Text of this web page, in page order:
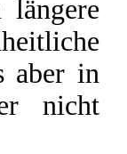
aber in
nicht